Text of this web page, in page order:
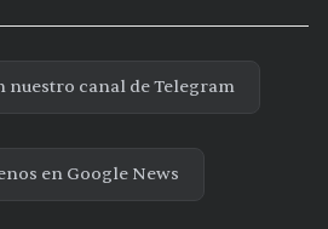
nuestro canal de Telegram
en Google News